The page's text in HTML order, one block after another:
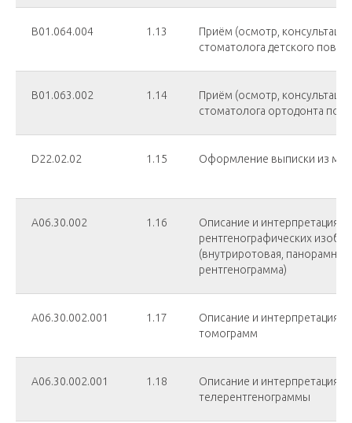
B01.064.004 1.13
Приём (осмотр,
стоматолога детского
В01.063.002 1.14
Приём (осмотр,
стоматолога ортодонта
D22.02.02 1.15 Оформление выписки из
А06.30.002 1.16
Описание и интерпретация
рентгенографических
(внутриротовая, панорамная
рентгенограмма)
А06.30.002.001 1.17
Описание и интерпретация
томограмм
А06.30.002.001 1.18
Описание и интерпретация
телерентгенограммы